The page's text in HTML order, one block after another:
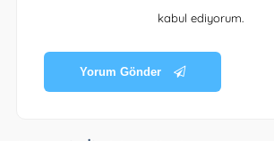
kabul ediyorum.
Yorum Gönder